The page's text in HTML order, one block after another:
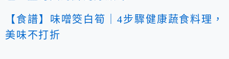
【食譜】味噌筊白筍｜4步驟健康蔬食料理，
美味不打折